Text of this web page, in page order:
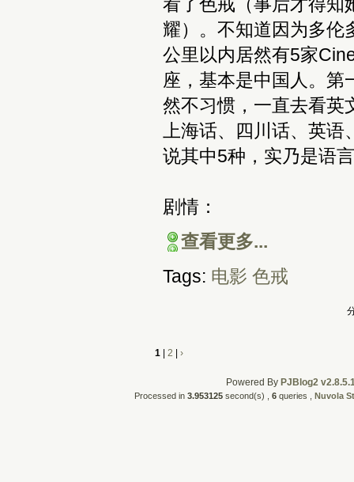
耀）。不知道因为多伦
公里以内居然有5家
座，基本是中国人。第
然不习惯，一直去看
上海话、四川话、英
说其中5种，实乃是语
剧情：
查看更多...
Tags: 电影 色戒
1 2 ›
Powered By PJBlog2
Processed in 3.953125 second(s) , 6 queries , Nuvola